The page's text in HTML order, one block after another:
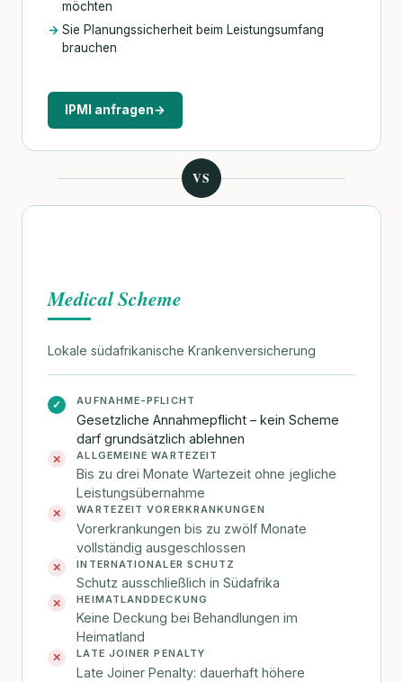
möchten
Sie Planungssicherheit beim Leistungsumfang
brauchen
IPMI anfragen→
VS
Medical Scheme
Lokale südafrikanische Krankenversicherung
✓ AUFNAHME-PFLICHT
Gesetzliche Annahmepflicht – kein Scheme
darf grundsätzlich ablehnen
✕ ALLGEMEINE WARTEZEIT
Bis zu drei Monate Wartezeit ohne jegliche
Leistungsübernahme
✕ WARTEZEIT VORERKRANKUNGEN
Vorerkrankungen bis zu zwölf Monate
vollständig ausgeschlossen
✕ INTERNATIONALER SCHUTZ
Schutz ausschließlich in Südafrika
✕ HEIMATLANDDECKUNG
Keine Deckung bei Behandlungen im
Heimatland
✕ LATE JOINER PENALTY
Late Joiner Penalty: dauerhaft höhere